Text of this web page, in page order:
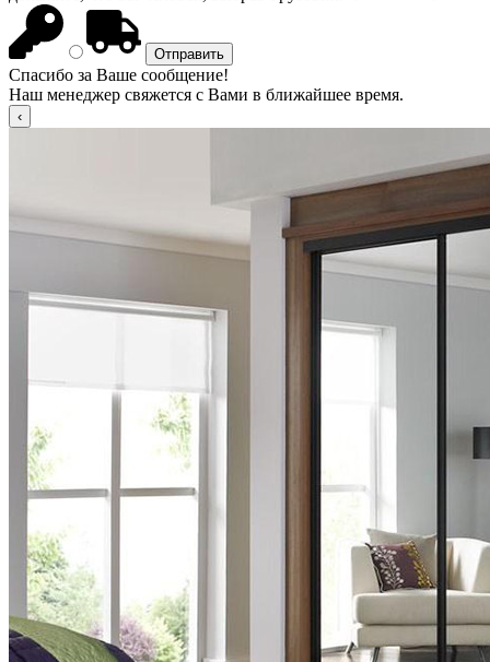
Спасибо за Ваше сообщение!
Наш менеджер свяжется с Вами в ближайшее время.